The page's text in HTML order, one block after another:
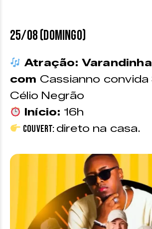
25/08 (domingo)
Atração:
com Cassianno convida
Célio Negrão
Início: 16h
Couvert: direto na casa.